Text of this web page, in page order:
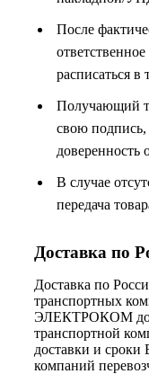
После
расписаться
Получающий
свою
доверенность
В случае
передача
Доставка по
Доставка по
транспортных
ЭЛЕКТРОКОМ
транспортной
доставки и сроки
компаний